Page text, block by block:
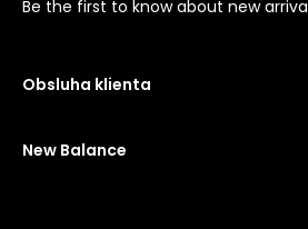
Be the first to know about new
Obsluha klienta
New Balance